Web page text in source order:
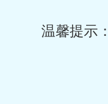
温馨提示